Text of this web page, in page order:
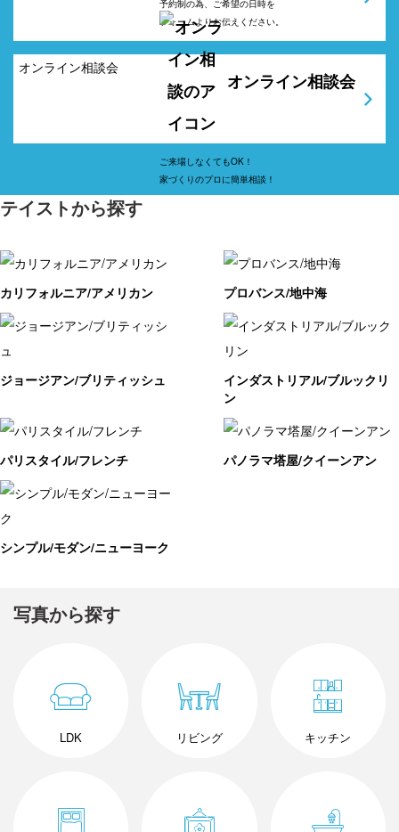
予約制の為、ご希望の日時を
フォームよりお伝えください。
オンライン相談会
ご来場しなくてもOK！
家づくりのプロに簡単相談！
テイストから探す
カリフォルニア/アメリカン プロバンス/地中海
ジョージアン/ブリティッシュ
インダストリアル/ブルックリ
ン
パリスタイル/フレンチ パノラマ塔屋/クイーンアン
シンプル/モダン/ニューヨーク
写真から探す
LDK リビング キッチン